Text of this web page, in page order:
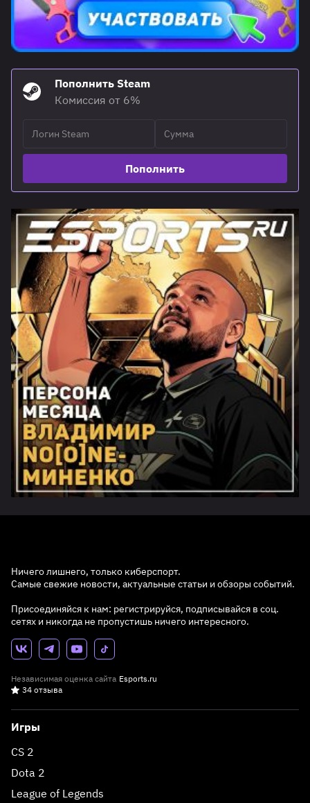
Пополнить Steam
Комиссия от 6%
Пополнить
Ничего лишнего, только киберспорт.
Самые свежие новости, актуальные статьи и обзоры событий.
Присоединяйся к нам: регистрируйся, подписывайся в соц.
сетях и никогда не пропустишь ничего интересного.
Независимая оценка сайта Esports.ru
34 отзыва
Игры
CS 2
Dota 2
League of Legends